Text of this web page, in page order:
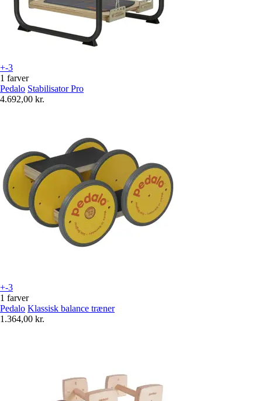
+-3
1 farver
Pedalo Stabilisator Pro
4.692,00 kr.
+-3
1 farver
Pedalo Klassisk balance træner
1.364,00 kr.